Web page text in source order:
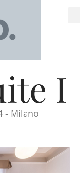
I
- Milano